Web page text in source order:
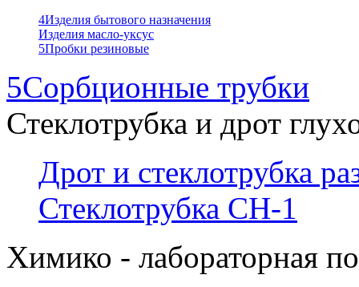
4Изделия бытового назначения
Изделия масло-уксус
5Пробки резиновые
5Сорбционные трубки
Стеклотрубка и дрот
Дрот и стеклотрубка
Стеклотрубка СН-1
Химико - лабораторная